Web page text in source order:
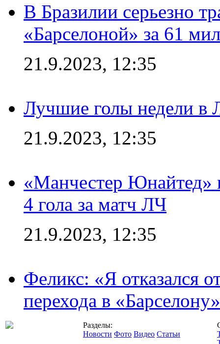
В Бразилии серьезно
«Барселоной» за 61
21.9.2023, 12:35
Лучшие голы недели в
21.9.2023, 12:35
«Манчестер Юнайтед»
4 гола за матч ЛЧ
21.9.2023, 12:35
Феликс: «Я отказался
перехода в «Барселону»
Разделы:
Новости Фото Видео Статьи